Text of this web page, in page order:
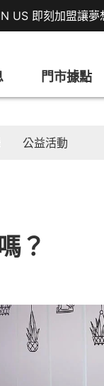
US 即刻加盟讓
門市據點
公益活動
？